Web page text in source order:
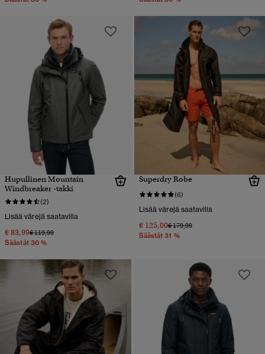
Hupullinen Mountain
Windbreaker -takki
(2)
Lisää värejä saatavilla
€ 83,99Hinta alennettu hinnasta
€ 119,99hintaan
Säästät 30 %
Superdry Robe
(6)
Lisää värejä saatavilla
€ 125,00Hinta alennettu hinnasta
€ 179,99hintaan
Säästät 31 %